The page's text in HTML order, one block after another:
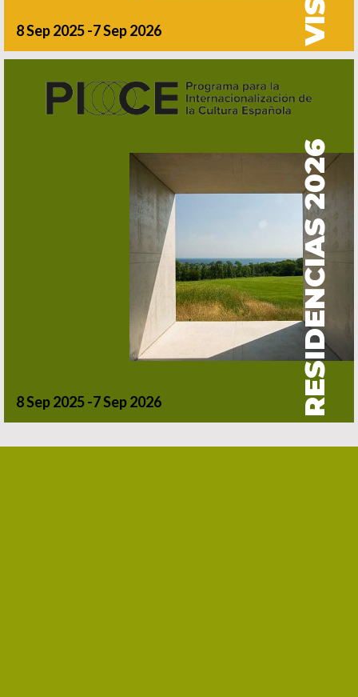
8 Sep 2025 -7 Sep 2026
RESIDENCIAS 2026
8 Sep 2025 -7 Sep 2026